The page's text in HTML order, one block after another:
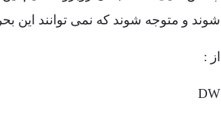
شوند و متوجه شوند که نمی توانند این
از :
DW